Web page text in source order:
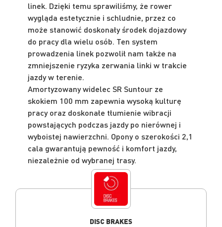
linek. Dzięki temu sprawiliśmy, że rower
wygląda estetycznie i schludnie, przez co
może stanowić doskonały środek dojazdowy
do pracy dla wielu osób. Ten system
prowadzenia linek pozwolił nam także na
zmniejszenie ryzyka zerwania linki w trakcie
jazdy w terenie.
Amortyzowany widelec SR Suntour ze
skokiem 100 mm zapewnia wysoką kulturę
pracy oraz doskonałe tłumienie wibracji
powstających podczas jazdy po nierównej i
wyboistej nawierzchni. Opony o szerokości 2,1
cala gwarantują pewność i komfort jazdy,
niezależnie od wybranej trasy.
DISC BRAKES